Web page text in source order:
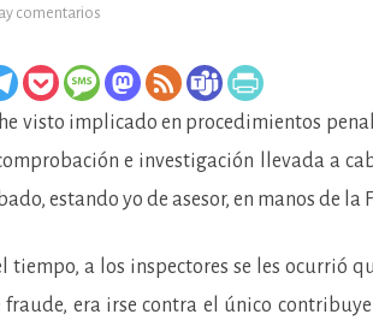
comentarios
del
delito
fiscal
visto implicado en procedimientos
e investigación llevada a
estando yo de asesor, en manos de la
tiempo, a los inspectores se les ocurrió
era irse contra el único